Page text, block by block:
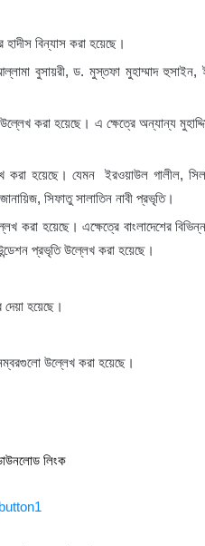
বিন্যাস করা হয়েছে।
বুসায়রী, ড. মুস্তফা মুহাম্মাদ
করা হয়েছে। এ ক্ষেত্রে অন্যান্য
হয়েছে। যেমন ইরওয়াউল গালীল,
সিফাতু সালাতিন নাবী প্রভৃতি।
হয়েছে। এক্ষেত্রে বাংলাদেশের
প্রভৃতি উল্লেখ করা হয়েছে।
হয়েছে।
উল্লেখ করা হয়েছে।
লিংক